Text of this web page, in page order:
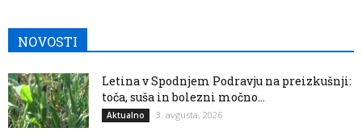
NOVOSTI
Letina v Spodnjem Podravju na preizkušnji:
toča, suša in bolezni močno...
Aktualno 3. avgusta, 2026